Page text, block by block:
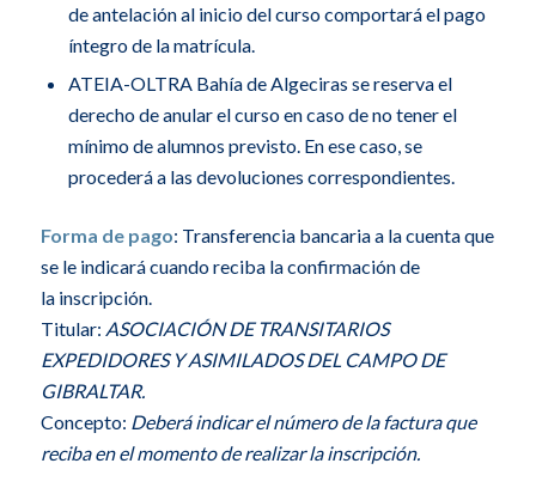
de antelación al inicio del curso comportará el pago
íntegro de la matrícula.
ATEIA-OLTRA Bahía de Algeciras se reserva el
derecho de anular el curso en caso de no tener el
mínimo de alumnos previsto. En ese caso, se
procederá a las devoluciones correspondientes.
Forma de pago: Transferencia bancaria a la cuenta que
se le indicará cuando reciba la confirmación de
la inscripción.
Titular: ASOCIACIÓN DE TRANSITARIOS
EXPEDIDORES Y ASIMILADOS DEL CAMPO DE
GIBRALTAR.
Concepto: Deberá indicar el número de la factura que
reciba en el momento de realizar la inscripción.